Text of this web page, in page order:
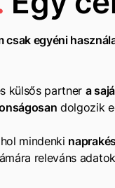
csak egyéni
külsős partner a
dolgozik
mindenki
releváns